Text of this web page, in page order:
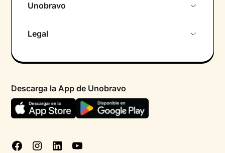
Unobravo
Psicólogo por chat
Ayuda urgente
FAQ
Legal
Política de privacidad
Declaración de accesibilidad
Gestionar cookies
Descarga la App de Unobravo